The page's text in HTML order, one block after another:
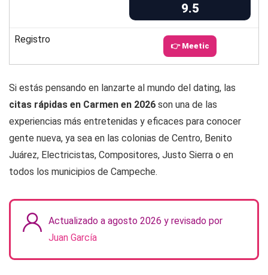
9.5
Registro
👉 Meetic
Si estás pensando en lanzarte al mundo del dating, las
citas rápidas en Carmen en 2026 son una de las
experiencias más entretenidas y eficaces para conocer
gente nueva, ya sea en las colonias de Centro, Benito
Juárez, Electricistas, Compositores, Justo Sierra o en
todos los municipios de Campeche.
Actualizado a agosto 2026 y revisado por
Juan García